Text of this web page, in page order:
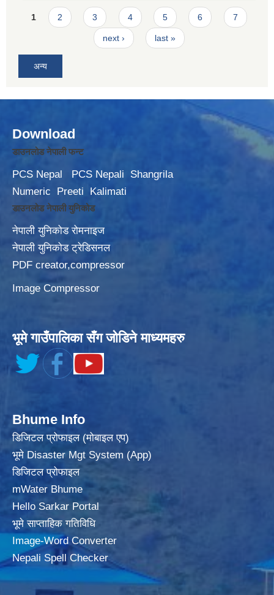
Pages
1 2 3 4 5 6 7
next › last »
अन्य
Download
डाउनलोड नेपाली फन्ट
PCS Nepal PCS Nepali
Shangrila
Numeric
Preeti Kalimati
डाउनलोड नेपाली युनिकोड
नेपाली युनिकोड रोमनाइज
नेपाली युनिकोड ट्रेडिसनल
PDF creator,compressor
Image Compressor
भूमे गाउँपालिका सँग जोडिने माध्यमहरु
Bhume Info
डिजिटल प्रोफाइल (मोबाइल एप)
भूमे Disaster Mgt System (App)
डिजिटल प्रोफाइल
mWater Bhume
Hello Sarkar Portal
भूमे साप्ताहिक गतिविधि
Image-Word Converter
Nepali Spell Checker